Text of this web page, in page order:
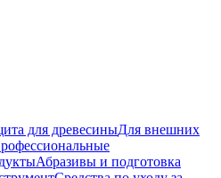
для древесиныДля внешних
Абразивы и подготовка